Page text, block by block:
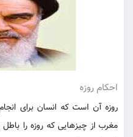
احكام روزه
روزه آن است كه انسان براى
مغرب از چيزهايى كه روزه را